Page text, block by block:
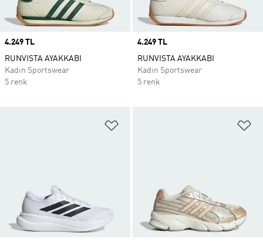
Price
4.249 TL
RUNVISTA AYAKKABI
Kadın Sportswear
5 renk
Price
4.249 TL
RUNVISTA AYAKKABI
Kadın Sportswear
5 renk